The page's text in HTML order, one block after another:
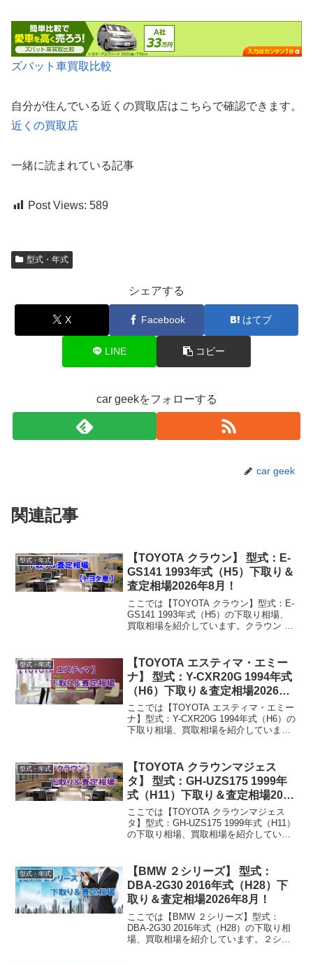
ズバット車買取比較
自分が住んでいる近くの買取店はこちらで確認できます。
近くの買取店
一緒に読まれている記事
Post Views: 589
型式・年式
シェアする
X Facebook はてブ
LINE コピー
car geekをフォローする
car geek
関連記事
型式・年式
【TOYOTA クラウン】 型式：E-
GS141 1993年式（H5）下取り＆
査定相場2026年8月！
ここでは【TOYOTA クラウン】型式：E-
GS141 1993年式（H5）の下取り相場、
買取相場を紹介しています。クラウン E-
円買取り相場：マイナス1万...
型式・年式
【TOYOTA エスティマ・エミー
ナ】 型式：Y-CXR20G 1994年式
（H6）下取り＆査定相場2026年8
月！
ここでは【TOYOTA エスティマ・エミー
ナ】型式：Y-CXR20G 1994年式（H6）の
下取り相場、買取相場を紹介していま
取り相場：マイナス1万円～3...
型式・年式
【TOYOTA クラウンマジェス
タ】 型式：GH-UZS175 1999年
式（H11）下取り＆査定相場2026
年8月！
ここでは【TOYOTA クラウンマジェス
タ】型式：GH-UZS175 1999年式（H11）
の下取り相場、買取相場を紹介していま
下取り相場：マイナス1万円...
型式・年式
【BMW ２シリーズ】 型式：
DBA-2G30 2016年式（H28）下
取り＆査定相場2026年8月！
ここでは【BMW ２シリーズ】型式：
DBA-2G30 2016年式（H28）の下取り相
場、買取相場を紹介しています。２シリ